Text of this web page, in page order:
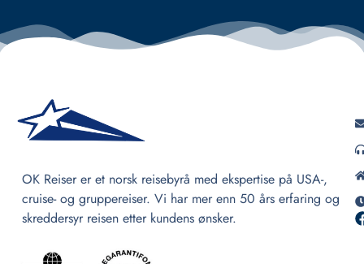
OK Reiser er et norsk reisebyrå med ekspertise på USA-,
cruise- og gruppereiser. Vi har mer enn 50 års erfaring og
skreddersyr reisen etter kundens ønsker.